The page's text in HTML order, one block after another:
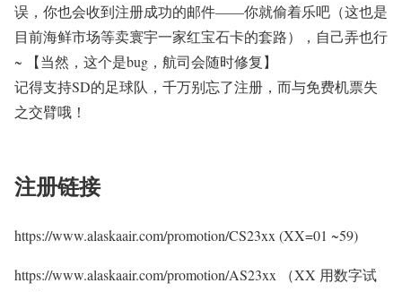
误，你也会收到注册成功的邮件——你就偷着乐吧（这也是
目前海鲜市场等卖寰宇一家红宝石卡的套路），自己弄也行
~ 【当然，这个是bug，航司会随时修复】
记得支持SD的足球队，千万别忘了注册，而与免费机票失
之交臂哦！
注册链接
https://www.alaskaair.com/promotion/CS23xx (XX=01 ~59)
https://www.alaskaair.com/promotion/AS23xx （XX 用数字试